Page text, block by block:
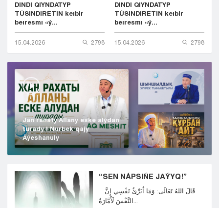
DINDI QIYNDATYP
TÚSINDIRETIN keıbir
beıresmı «ý...
15.04.2026 2798
DINDI QIYNDATYP
TÚSINDIRETIN keıbir
beıresmı «ý...
15.04.2026 2798
Jan rahaty Allany eske alýdan
turady | Nurbek qajy
Áýeshanuly
“SEN NÁPSIŃE JAÝYQ!”